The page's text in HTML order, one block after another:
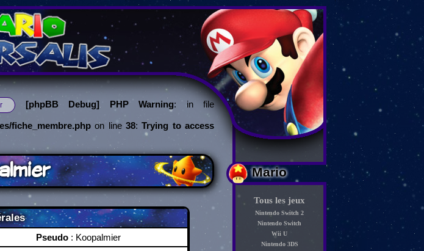
Mario
Tous les jeux
Nintendo Switch 2
Nintendo Switch
Wii U
Nintendo 3DS
[phpBB Debug] PHP Warning: in file
fiche_membre.php on line 38:Trying to access
Pseudo: Koopalmier